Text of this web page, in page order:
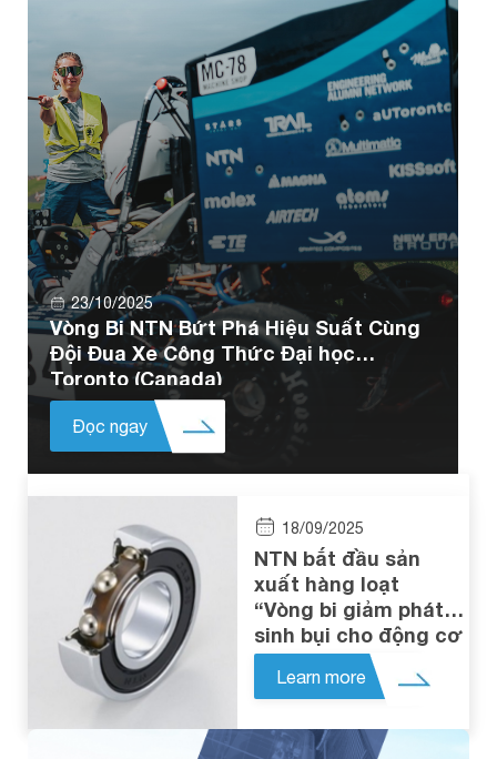
23/10/2025
Vòng Bi NTN Bứt Phá Hiệu Suất Cùng
Đội Đua Xe Công Thức Đại học
Toronto (Canada)
Đọc ngay
NTN bắt đầu sản
xuất hàng loạt
“Vòng bi giảm phát
sinh bụi cho động cơ
servo”
18/09/2025
Learn more